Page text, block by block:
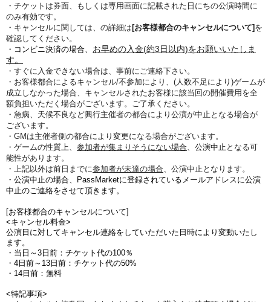
・チケットは券面、もしくは専用画面に記載された日にちの公演時間に
のみ有効です。
・キャンセルに関しては、の詳細は [お客様都合のキャンセルについて] を
確認してください。
・コンビニ決済の場合、 お早めの入金(約3日以内)をお願いいたしま
す。
・すぐに入金できない場合は、事前にご連絡下さい。
・お客様都合によるキャンセル/不参加により、(人数不足により)ゲームが
成立しなかった場合、 キャンセルされたお客様に該当回の開催費用を全
額負担いただく場合がございます。ご了承ください。
・急病、天候不良など興行主催者の都合により公演が中止となる場合が
ございます。
・GMは主催者側の都合により変更になる場合がございます。
・ゲームの性質上、 参加者が集まりそうにない場合、 公演中止 となる可
能性があります。
・上記以外は前日までに参加者が未達の場合、公演中止となります。
・公演中止の場合、PassMarketに登録されているメールアドレスに公演
中止のご連絡をさせて頂きます。
[お客様都合のキャンセルについて]
<キャンセル料金>
公演日に対してキャンセル連絡をしていただいた日時により変動いたし
ます。
・当日～3日前：チケット代の100％
・4日前～13日前：チケット代の50%
・14日前：無料
<特記事項>